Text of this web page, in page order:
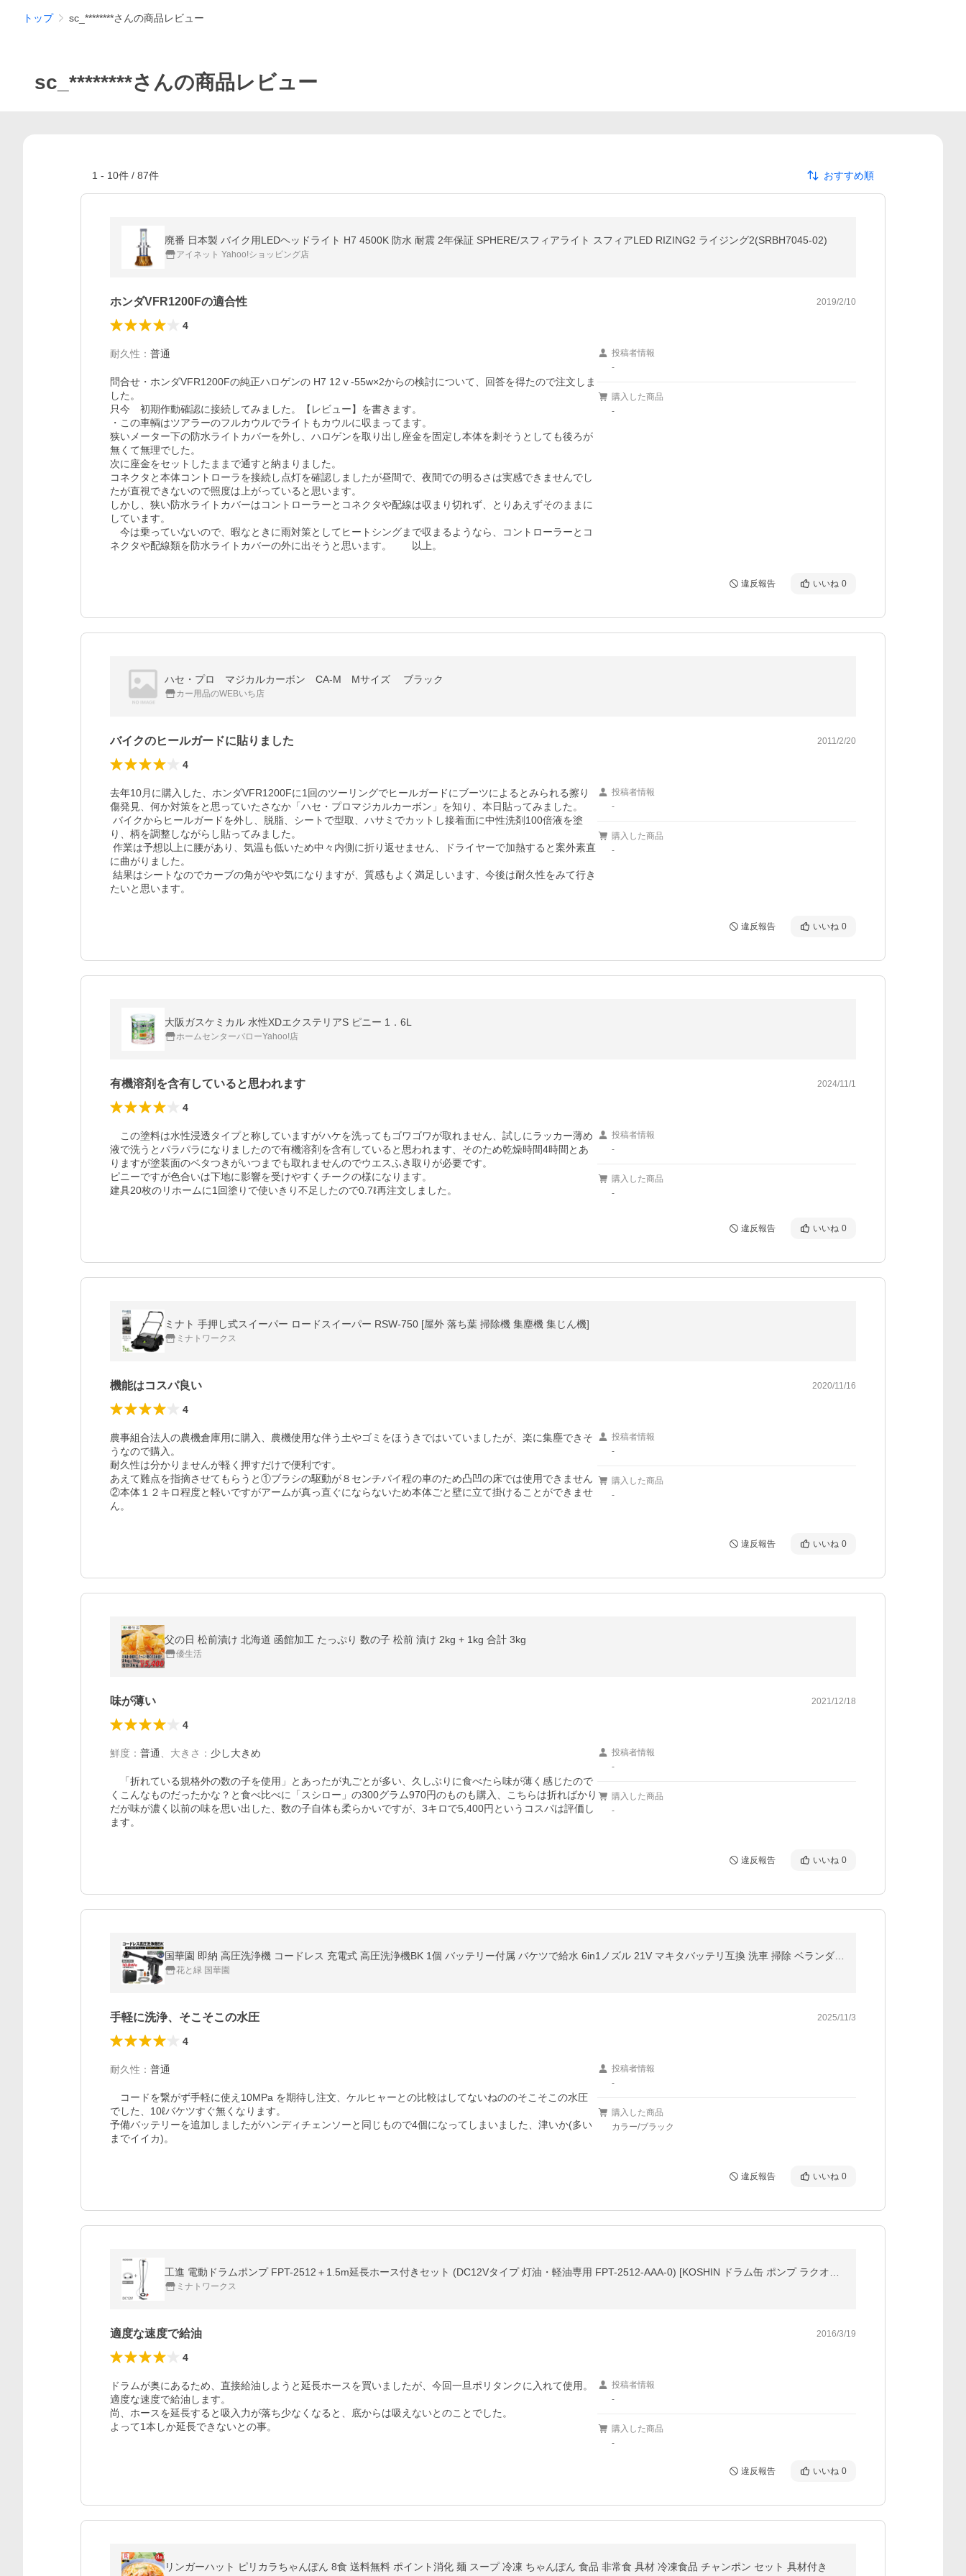
トップ sc_********さんの商品レビュー
sc_********さんの商品レビュー
1 - 10件 / 87件 おすすめ順
廃番 日本製 バイク用LEDヘッドライト H7 4500K 防水 耐震 2年保証 SPHERE/スフィアライト スフィアLED RIZING2 ライジング2(SRBH7045-02)
アイネット Yahoo!ショッピング店
ホンダVFR1200Fの適合性 2019/2/10
4
耐久性 ： 普通
問合せ・ホンダVFR1200Fの純正ハロゲンの H7 12ⅴ-55w×2からの検討について、回答を得たので注文しま
した。
只今　初期作動確認に接続してみました。【レビュー】を書きます。
・この車輌はツアラーのフルカウルでライトもカウルに収まってます。
狭いメーター下の防水ライトカバーを外し、ハロゲンを取り出し座金を固定し本体を刺そうとしても後ろが
無くて無理でした。
次に座金をセットしたままで通すと納まりました。
コネクタと本体コントローラを接続し点灯を確認しましたが昼間で、夜間での明るさは実感できませんでし
たが直視できないので照度は上がっていると思います。
しかし、狭い防水ライトカバーはコントローラーとコネクタや配線は収まり切れず、とりあえずそのままに
しています。
今は乗っていないので、暇なときに雨対策としてヒートシングまで収まるようなら、コントローラーとコ
ネクタや配線類を防水ライトカバーの外に出そうと思います。　　以上。
投稿者情報
-
購入した商品
-
違反報告 いいね 0
ハセ・プロ マジカルカーボン CA-M Mサイズ ブラック
カー用品のWEBいち店
バイクのヒールガードに貼りました 2011/2/20
4
去年10月に購入した、ホンダVFR1200Fに1回のツーリングでヒールガードにブーツによるとみられる擦り
傷発見、何か対策をと思っていたさなか「ハセ・プロマジカルカーボン」を知り、本日貼ってみました。
り、柄を調整しながらし貼ってみました。
に曲がりました。
たいと思います。
投稿者情報
-
購入した商品
-
違反報告 いいね 0
大阪ガスケミカル 水性XDエクステリアS ピニー 1．6L
ホームセンターバローYahoo!店
有機溶剤を含有していると思われます 2024/11/1
4
この塗料は水性浸透タイプと称していますがハケを洗ってもゴワゴワが取れません、試しにラッカー薄め
液で洗うとパラパラになりましたので有機溶剤を含有していると思われます、そのため乾燥時間4時間とあ
りますが塗装面のベタつきがいつまでも取れませんのでウエスふき取りが必要です。
ピニーですが色合いは下地に影響を受けやすくチークの様になります。
建具20枚のリホームに1回塗りで使いきり不足したので0.7ℓ再注文しました。
投稿者情報
-
購入した商品
-
違反報告 いいね 0
ミナト 手押し式スイーパー ロードスイーパー RSW-750 [屋外 落ち葉 掃除機 集塵機 集じん機]
ミナトワークス
機能はコスパ良い 2020/11/16
4
農事組合法人の農機倉庫用に購入、農機使用な伴う土やゴミをほうきではいていましたが、楽に集塵できそ
うなので購入。
耐久性は分かりませんが軽く押すだけで便利です。
あえて難点を指摘させてもらうと①ブラシの駆動が８センチパイ程の車のため凸凹の床では使用できません
②本体１２キロ程度と軽いですがアームが真っ直ぐにならないため本体ごと壁に立て掛けることができませ
ん。
投稿者情報
-
購入した商品
-
違反報告 いいね 0
父の日 松前漬け 北海道 函館加工 たっぷり 数の子 松前 漬け 2kg + 1kg 合計 3kg
優生活
味が薄い 2021/12/18
4
鮮度 ： 普通 大きさ ： 少し大きめ
「折れている規格外の数の子を使用」とあったが丸ごとが多い、久しぶりに食べたら味が薄く感じたので
くこんなものだったかな？と食べ比べに「スシロー」の300グラム970円のものも購入、こちらは折ればかり
だが味が濃く以前の味を思い出した、数の子自体も柔らかいですが、3キロで5,400円というコスパは評価し
ます。
投稿者情報
-
購入した商品
-
違反報告 いいね 0
花と緑 国華園
手軽に洗浄、そこそこの水圧 2025/11/3
4
耐久性 ： 普通
コードを繋がず手軽に使え10MPa を期待し注文、ケルヒャーとの比較はしてないねののそこそこの水圧
でした、10ℓバケツすぐ無くなります。
予備バッテリーを追加しましたがハンディチェンソーと同じもので4個になってしまいました、津いか(多い
までイイカ)。
投稿者情報
-
購入した商品
カラー/ブラック
違反報告 いいね 0
ミナトワークス
適度な速度で給油 2016/3/19
4
ドラムが奥にあるため、直接給油しようと延長ホースを買いましたが、今回一旦ポリタンクに入れて使用。
適度な速度で給油します。
尚、ホースを延長すると吸入力が落ち少なくなると、底からは吸えないとのことでした。
よって1本しか延長できないとの事。
投稿者情報
-
購入した商品
-
違反報告 いいね 0
リンガーハット ピリカラちゃんぽん 8食 送料無料 ポイント消化 麺 スープ 冷凍 ちゃんぽん 食品 非常食 具材 冷凍食品 チャンポン セット 具材付き